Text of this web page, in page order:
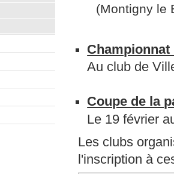
(Montigny le
Au club de
Coupe de la
Le 19 février
Les clubs
l'inscription à